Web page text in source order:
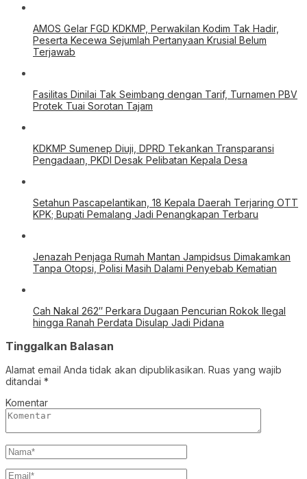
AMOS Gelar FGD KDKMP, Perwakilan Kodim Tak Hadir,
Peserta Kecewa Sejumlah Pertanyaan Krusial Belum
Terjawab
Fasilitas Dinilai Tak Seimbang dengan Tarif, Turnamen PBV
Protek Tuai Sorotan Tajam
KDKMP Sumenep Diuji, DPRD Tekankan Transparansi
Pengadaan, PKDI Desak Pelibatan Kepala Desa
Setahun Pascapelantikan, 18 Kepala Daerah Terjaring OTT
KPK; Bupati Pemalang Jadi Penangkapan Terbaru
Jenazah Penjaga Rumah Mantan Jampidsus Dimakamkan
Tanpa Otopsi, Polisi Masih Dalami Penyebab Kematian
Cah Nakal 262″ Perkara Dugaan Pencurian Rokok Ilegal
hingga Ranah Perdata Disulap Jadi Pidana
Tinggalkan Balasan
Alamat email Anda tidak akan dipublikasikan. Ruas yang wajib
ditandai *
Komentar